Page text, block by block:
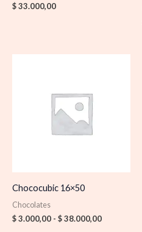
$33.000,00
Chococubic 16×50
Chocolates
$3.000,00 - $38.000,00